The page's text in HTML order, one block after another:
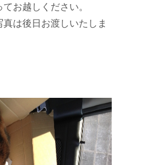
お越しください。
は後日お渡しいたしま